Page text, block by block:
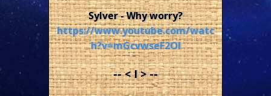
Sylver - Why worry?
https://www.youtube.com/watc
h?v=mGcvwseF2OI
-- < I > --